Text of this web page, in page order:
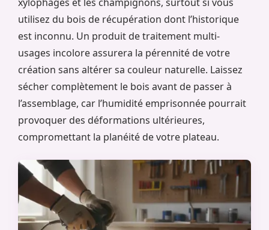
utilisez du bois de récupération dont l’historique
est inconnu. Un produit de traitement multi-
usages incolore assurera la pérennité de votre
création sans altérer sa couleur naturelle. Laissez
sécher complètement le bois avant de passer à
l’assemblage, car l’humidité emprisonnée pourrait
provoquer des déformations ultérieures,
compromettant la planéité de votre plateau.